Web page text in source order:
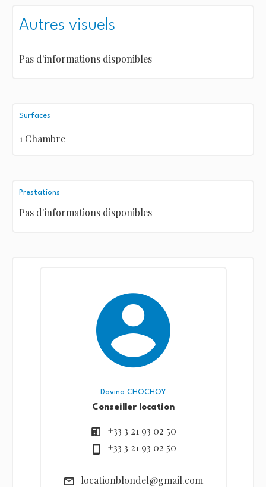
Autres visuels
Pas d'informations disponibles
Surfaces
1 Chambre
Prestations
Pas d'informations disponibles
Davina CHOCHOY
Conseiller location
+33 3 21 93 02 50
+33 3 21 93 02 50
locationblondel@gmail.com